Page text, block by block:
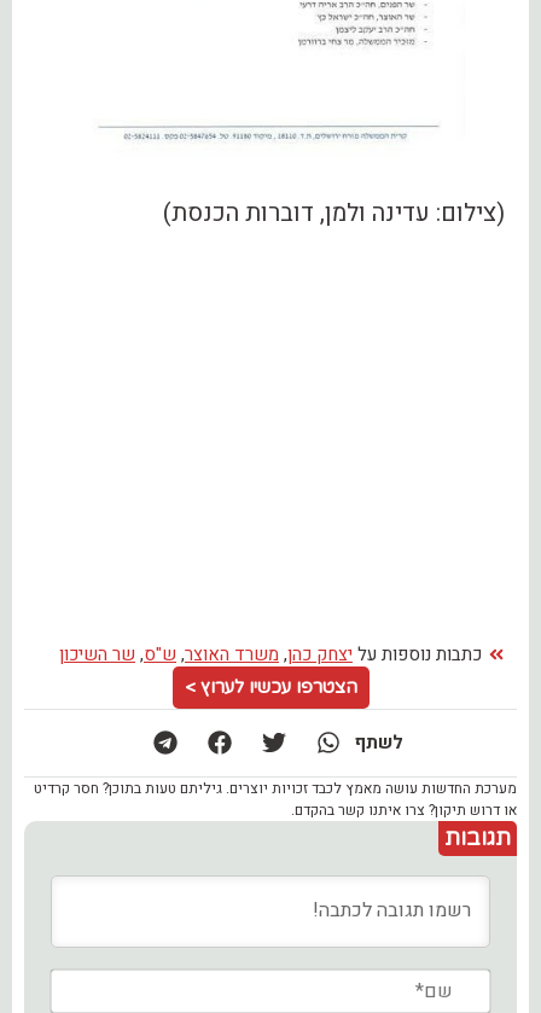
(צילום: עדינה ולמן, דוברות הכנסת)
כתבות נוספות על יצחק כהן, משרד האוצר, ש"ס, שר השיכון
הצטרפו עכשיו לערוץ >
לשתף
מערכת החדשות עושה מאמץ לכבד זכויות יוצרים. גיליתם טעות בתוכן? חסר קרדיט
או דרוש תיקון? צרו איתנו קשר בהקדם.
תגובות